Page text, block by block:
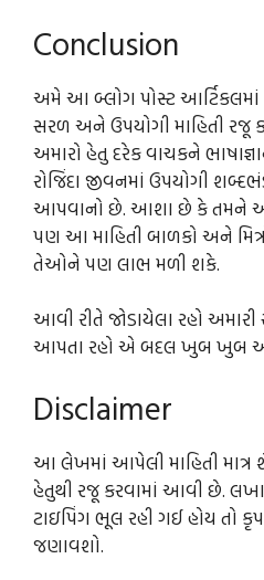
Conclusion
અમે આ બ્લોગ પોસ્ટ
સરળ અને ઉપયોગી માહિતી રજૂ
અમારો હેતુ દરેક વાચકને
રોજિંદા જીવનમાં ઉપયોગી
આપવાનો છે. આશા છે કે તમને
પણ આ માહિતી બાળકો અને
તેઓને પણ લાભ મળી શકે.
આવી રીતે જોડાયેલા રહો
આપતા રહો એ બદલ ખુબ ખુબ
Disclaimer
આ લેખમાં આપેલી માહિતી માત્ર
હેતુથી રજૂ કરવામાં આવી છે.
ટાઇપિંગ ભૂલ રહી ગઈ હોય તો કૃપા
જણાવશો.